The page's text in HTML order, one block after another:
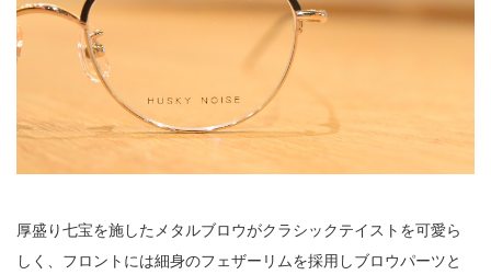
厚盛り七宝を施したメタルブロウがクラシックテイストを可愛ら
しく、フロントには細身のフェザーリムを採用しブロウパーツと